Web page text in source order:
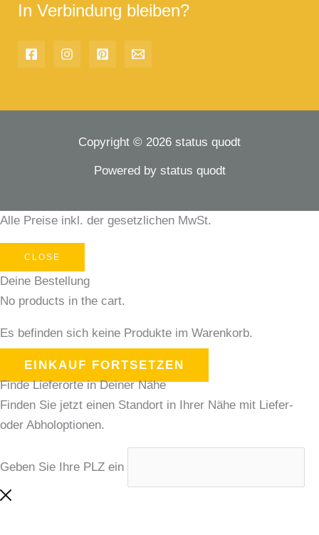
In Verbindung bleiben?
Copyright © 2026 status quodt
Powered by status quodt
Alle Preise inkl. der gesetzlichen MwSt.
CLOSE
Deine Bestellung
No products in the cart.
Es befinden sich keine Produkte im Warenkorb.
EINKAUF FORTSETZEN
Finde Lieferorte in Deiner Nähe
Finden Sie jetzt einen Standort in Ihrer Nähe mit Liefer-
oder Abholoptionen.
Geben Sie Ihre PLZ ein